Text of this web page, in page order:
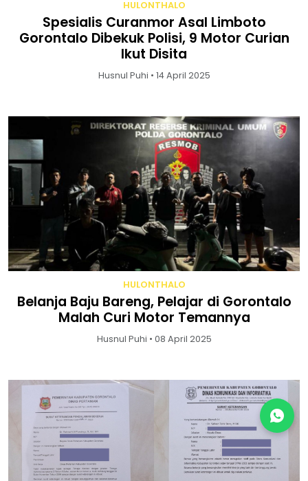
HULONTHALO
Spesialis Curanmor Asal Limboto
Gorontalo Dibekuk Polisi, 9 Motor Curian
Ikut Disita
Husnul Puhi • 14 April 2025
HULONTHALO
Belanja Baju Bareng, Pelajar di Gorontalo
Malah Curi Motor Temannya
Husnul Puhi • 08 April 2025